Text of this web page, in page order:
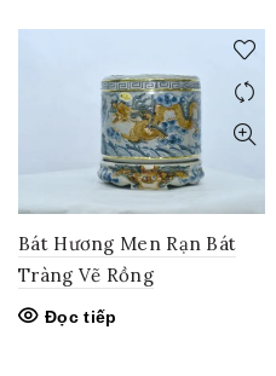
Bát Hương Men Rạn Bát
Tràng Vẽ Rồng
Đọc tiếp